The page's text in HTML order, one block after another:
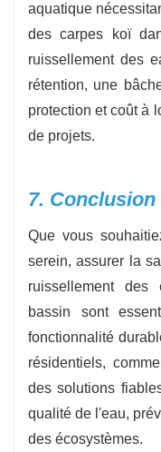
aquatique
des carpes koï
ruissellement des
rétention, une
protection et coût à
de projets.
7. Conclusion
Que vous
serein, assurer la
ruissellement
bassin sont
fonctionnalité
résidentiels,
des solutions
qualité de l'eau,
des écosystèmes.